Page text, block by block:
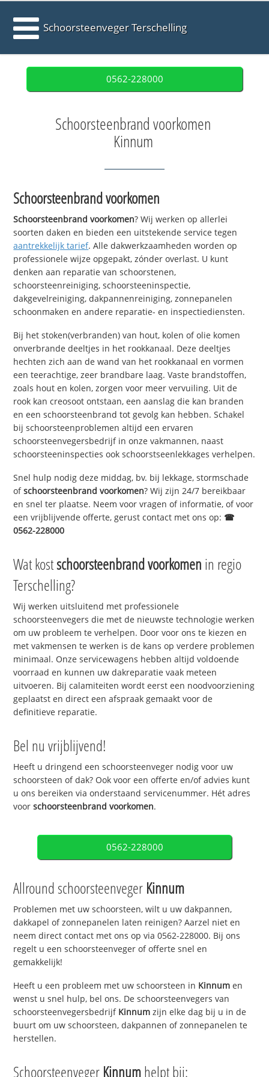
Schoorsteenveger Terschelling
0562-228000
Schoorsteenbrand voorkomen
Kinnum
Schoorsteenbrand voorkomen
Schoorsteenbrand voorkomen? Wij werken op allerlei
soorten daken en bieden een uitstekende service tegen
aantrekkelijk tarief. Alle dakwerkzaamheden worden op
professionele wijze opgepakt, zónder overlast. U kunt
denken aan reparatie van schoorstenen,
schoorsteenreiniging, schoorsteeninspectie,
dakgevelreiniging, dakpannenreiniging, zonnepanelen
schoonmaken en andere reparatie- en inspectiediensten.
Bij het stoken(verbranden) van hout, kolen of olie komen
onverbrande deeltjes in het rookkanaal. Deze deeltjes
hechten zich aan de wand van het rookkanaal en vormen
een teerachtige, zeer brandbare laag. Vaste brandstoffen,
zoals hout en kolen, zorgen voor meer vervuiling. Uit de
rook kan creosoot ontstaan, een aanslag die kan branden
en een schoorsteenbrand tot gevolg kan hebben. Schakel
bij schoorsteenproblemen altijd een ervaren
schoorsteenvegersbedrijf in onze vakmannen, naast
schoorsteeninspecties ook schoorstseenlekkages verhelpen.
Snel hulp nodig deze middag, bv. bij lekkage, stormschade
ofschoorsteenbrand voorkomen? Wij zijn 24/7 bereikbaar
en snel ter plaatse. Neem voor vragen of informatie, of voor
een vrijblijvende offerte, gerust contact met ons op: ☎
0562-228000
Wat kostschoorsteenbrand voorkomen in regio
Terschelling?
Wij werken uitsluitend met professionele
schoorsteenvegers die met de nieuwste technologie werken
om uw probleem te verhelpen. Door voor ons te kiezen en
met vakmensen te werken is de kans op verdere problemen
minimaal. Onze servicewagens hebben altijd voldoende
voorraad en kunnen uw dakreparatie vaak meteen
uitvoeren. Bij calamiteiten wordt eerst een noodvoorziening
geplaatst en direct een afspraak gemaakt voor de
definitieve reparatie.
Bel nu vrijblijvend!
Heeft u dringend een schoorsteenveger nodig voor uw
schoorsteen of dak? Ook voor een offerte en/of advies kunt
u ons bereiken via onderstaand servicenummer. Hét adres
voorschoorsteenbrand voorkomen.
0562-228000
Allround schoorsteenveger Kinnum
Problemen met uw schoorsteen, wilt u uw dakpannen,
dakkapel of zonnepanelen laten reinigen? Aarzel niet en
neem direct contact met ons op via 0562-228000. Bij ons
regelt u een schoorsteenveger of offerte snel en
gemakkelijk!
Heeft u een probleem met uw schoorsteen in Kinnum en
wenst u snel hulp, bel ons. De schoorsteenvegers van
schoorsteenvegersbedrijf Kinnum zijn elke dag bij u in de
buurt om uw schoorsteen, dakpannen of zonnepanelen te
herstellen.
Schoorsteenveger Kinnumhelpt bij: